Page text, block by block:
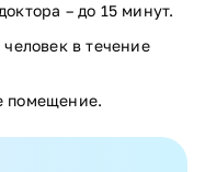
– до 15 минут.
в течение
помещение.